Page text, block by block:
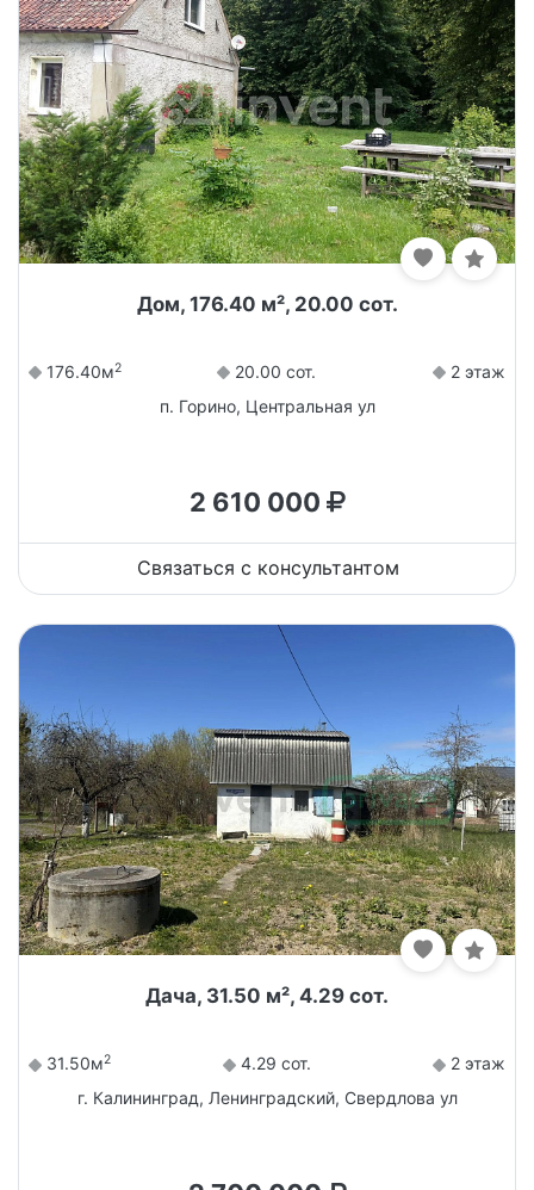
Дом, 176.40 м², 20.00 сот.
176.40м2 20.00 сот.
2 этаж
п. Горино, Центральная ул
2 610 000
Связаться с консультантом
Дача, 31.50 м², 4.29 сот.
31.50м2 4.29 сот.
2 этаж
г. Калининград, Ленинградский, Свердлова ул